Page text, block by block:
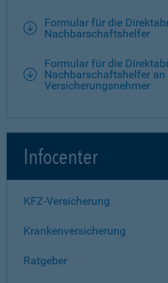
Formular für die
Nachbarschaftshelfer
Formular für die
Nachbarschaftshelfer an
Versicherungsnehmer
Infocenter
KFZ-Versicherung
Krankenversicherung
Ratgeber